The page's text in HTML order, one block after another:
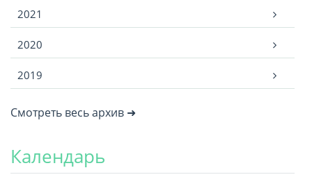
2021
2020
2019
Смотреть весь архив ➜
Календарь